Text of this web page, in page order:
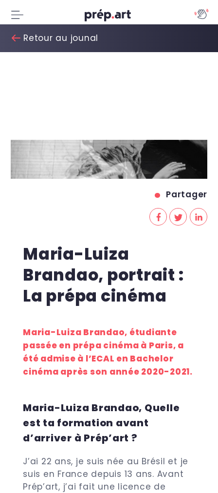
Retour au jounal
Partager
Maria-Luiza
Brandao, portrait :
La prépa cinéma
Maria-Luiza Brandao, étudiante
passée en prépa cinéma à Paris, a
été admise à l’ECAL en Bachelor
cinéma après son année 2020-2021.
Maria-Luiza Brandao, Quelle
est ta formation avant
d’arriver à Prép’art ?
J’ai 22 ans, je suis née au Brésil et je
suis en France depuis 13 ans. Avant
Prép’art, j’ai fait une licence de